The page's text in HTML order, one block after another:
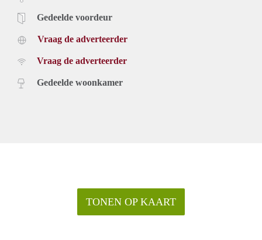
Gedeelde voordeur
Vraag de adverteerder
Vraag de adverteerder
Gedeelde woonkamer
TONEN OP KAART